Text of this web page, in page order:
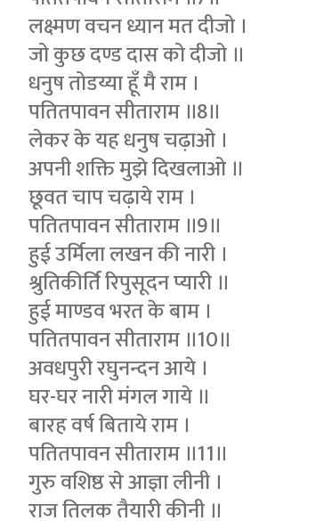
लक्ष्मण वचन ध्यान मत दीजो ।
जो कुछ दण्ड दास को दीजो ॥
धनुष तोडय्या हूँ मै राम ।
पतितपावन सीताराम ॥8॥
लेकर के यह धनुष चढ़ाओ ।
अपनी शक्ति मुझे दिखलाओ ॥
छूवत चाप चढ़ाये राम ।
पतितपावन सीताराम ॥9॥
हुई उर्मिला लखन की नारी ।
श्रुतिकीर्ति रिपुसूदन प्यारी ॥
हुई माण्डव भरत के बाम ।
पतितपावन सीताराम ॥10॥
अवधपुरी रघुनन्दन आये ।
घर-घर नारी मंगल गाये ॥
बारह वर्ष बिताये राम ।
पतितपावन सीताराम ॥11॥
गुरु वशिष्ठ से आज्ञा लीनी ।
राज तिलक तैयारी कीनी ॥